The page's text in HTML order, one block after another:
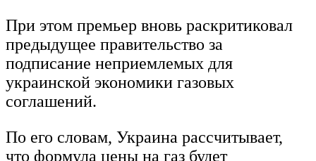
При этом премьер вновь раскритиковал
предыдущее правительство за
подписание неприемлемых для
украинской экономики газовых
соглашений.
По его словам, Украина рассчитывает,
что формула цены на газ будет